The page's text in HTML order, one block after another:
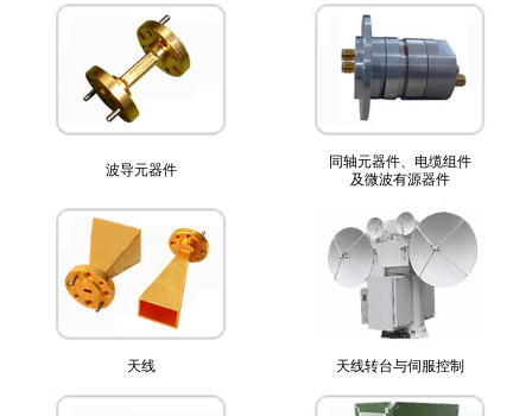
波导元器件
同轴元器件、电缆组件
及微波有源器件
天线 天线转台与伺服控制